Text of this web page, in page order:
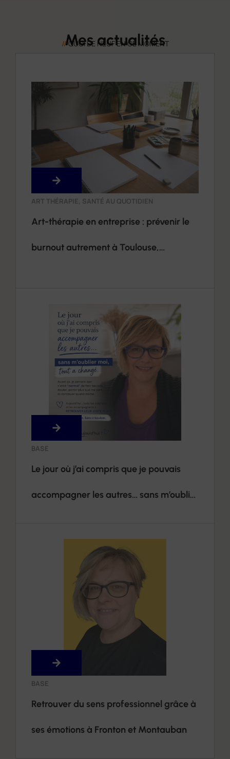
//QUOI DE NEUF EN CE MOMENT
Mes actualités
ART THÉRAPIE, SANTÉ AU QUOTIDIEN
Art-thérapie en entreprise : prévenir le
burnout autrement à Toulouse,
BASE
Le jour où j’ai compris que je pouvais
accompagner les autres… sans m’oublier
BASE
Retrouver du sens professionnel grâce à
ses émotions à Fronton et Montauban